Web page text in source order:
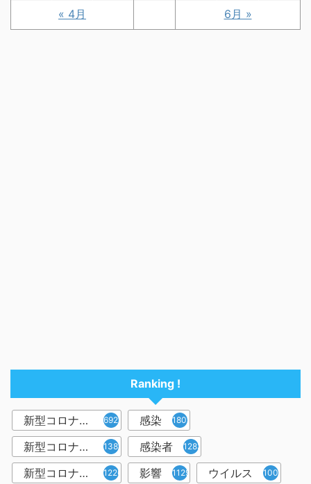
« 4月 6月 »
Ranking !
新型コロナウイルス 6921 感染 1809
新型コロナウィルス 1382 感染者 1283
新型コロナウイルス感染症 1226 影響 1129 ウイルス 1001